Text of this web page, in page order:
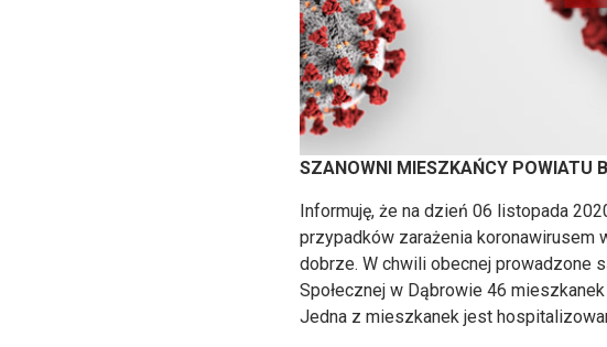
SZANOWNI MIESZKAŃCY POWIATU
Informuję, że na dzień 06 listopada
przypadków zarażenia
dobrze. W chwili obecnej prowadzone
Społecznej w Dąbrowie 46
Jedna z mieszkanek jest